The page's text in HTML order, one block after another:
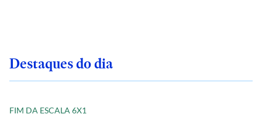
Destaques do dia
FIM DA ESCALA 6X1